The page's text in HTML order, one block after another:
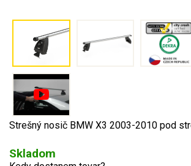
Strešný nosič BMW X3 2003-2010 pod
Skladom